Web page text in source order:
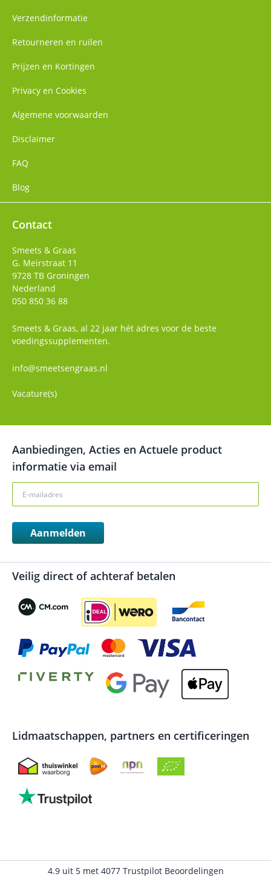
Verzendinformatie
Retourneren en ruilen
Prijzen en Kortingen
Privacy en Cookies
Algemene voorwaarden
Disclaimer
FAQ
Blog
Contact
Smeets & Graas
G. Meirstraat 11
9728 TB Groningen
Nederland
050 850 36 88
Smeets & Graas, al 22 jaar hét adres voor de beste
voedingssupplementen.
info@smeetsengraas.nl
Vacature(s)
Aanbiedingen, Acties en Actuele product
informatie via email
Aanmelden
Veilig direct of achteraf betalen
Lidmaatschappen, partners en certificeringen
4.9uit 5met 4077Trustpilot Beoordelingen